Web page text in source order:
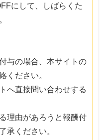
にして、しばらくた
与の場合、本サイトの
ください。
へ直接問い合わせする
理由があろうと報酬付
承ください。